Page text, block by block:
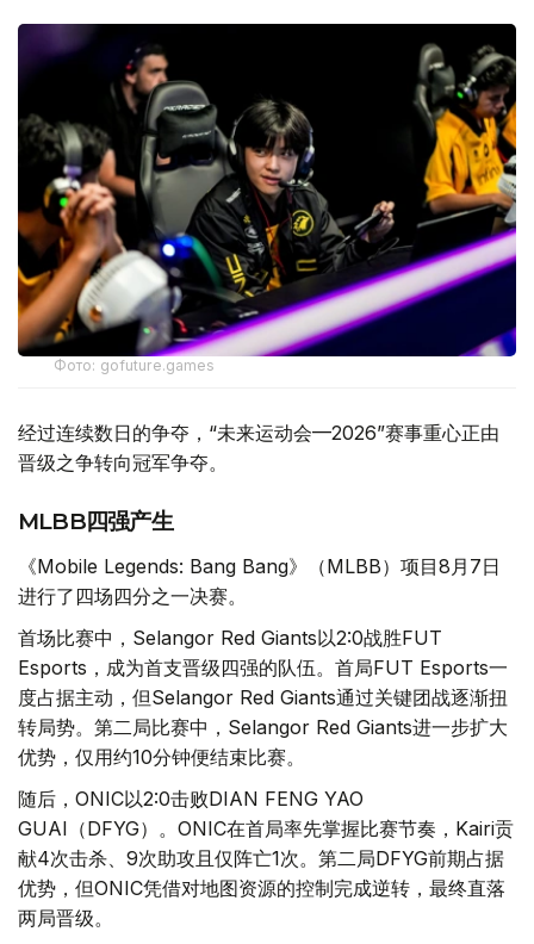
Фото: gofuture.games
经过连续数日的争夺，“未来运动会—2026”赛事重心正由
晋级之争转向冠军争夺。
MLBB四强产生
《Mobile Legends: Bang Bang》（MLBB）项目8月7日
进行了四场四分之一决赛。
首场比赛中，Selangor Red Giants以2:0战胜FUT
Esports，成为首支晋级四强的队伍。首局FUT Esports一
度占据主动，但Selangor Red Giants通过关键团战逐渐扭
转局势。第二局比赛中，Selangor Red Giants进一步扩大
优势，仅用约10分钟便结束比赛。
随后，ONIC以2:0击败DIAN FENG YAO
GUAI（DFYG）。ONIC在首局率先掌握比赛节奏，Kairi贡
献4次击杀、9次助攻且仅阵亡1次。第二局DFYG前期占据
优势，但ONIC凭借对地图资源的控制完成逆转，最终直落
两局晋级。